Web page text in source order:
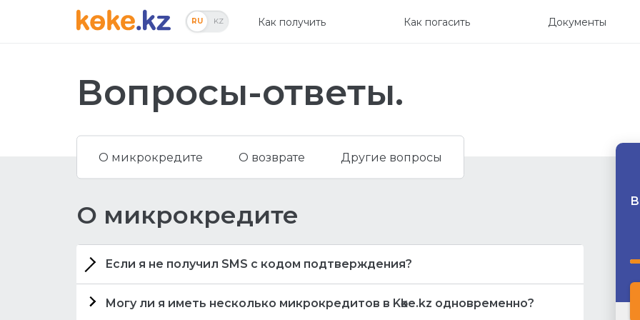
RU KZ Как получить Как погасить Документы
Вопросы-ответы.
О микрокредите О возврате Другие вопросы
О микрокредите
Если я не получил SMS с кодом подтверждения?
Если Вы не получили SMS с кодом подтверждения, то желательно
проверить папку спам. Вам помогут следующие действия:
Могу ли я иметь несколько микрокредитов в Kөke.kz одновременно?